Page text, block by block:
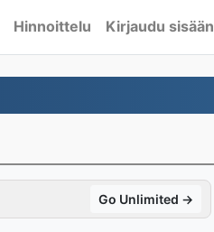
Hinnoittelu Kirjaudu sisään
Go Unlimited →